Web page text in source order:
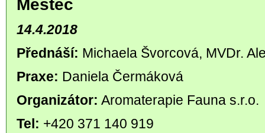
Městec
14.4.2018
Přednáší: Michaela Švorcová, MVDr.
Praxe: Daniela Čermáková
Organizátor: Aromaterapie Fauna s.r.o.
Tel: +420 371 140 919